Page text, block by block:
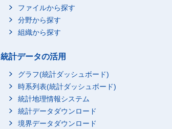
ファイルから探す
分野から探す
組織から探す
統計データの活用
グラフ(統計ダッシュボード)
時系列表(統計ダッシュボード)
統計地理情報システム
統計データダウンロード
境界データダウンロード